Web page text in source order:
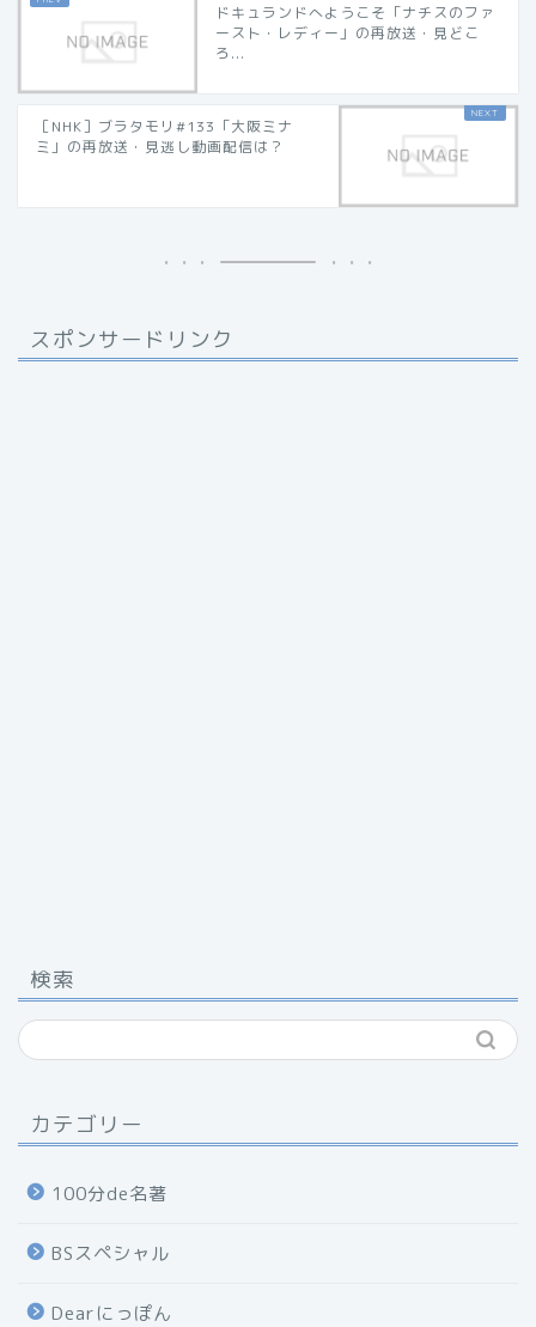
ドキュランドへようこそ「ナチスのファ
ースト・レディー」の再放送・見どこ
ろ...
［NHK］ブラタモリ#133「大阪ミナ
ミ」の再放送・見逃し動画配信は？
スポンサードリンク
検索
カテゴリー
100分de名著
BSスペシャル
Dearにっぽん